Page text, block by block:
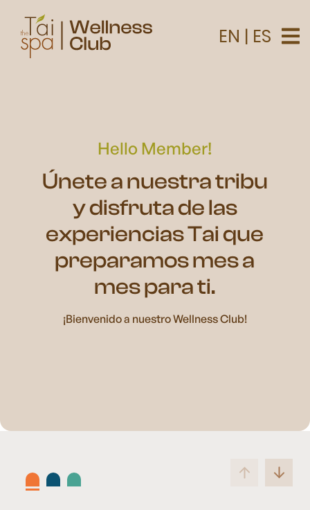
EN | ES
Hello Member!
Únete a nuestra tribu
y disfruta de las
experiencias Tai que
preparamos mes a
mes para ti.
¡Bienvenido a nuestro Wellness Club!